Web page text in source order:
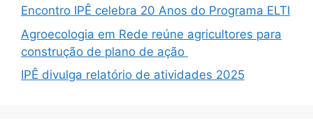
Encontro IPÊ celebra 20 Anos do Programa ELTI
Agroecologia em Rede reúne agricultores para
construção de plano de ação
IPÊ divulga relatório de atividades 2025